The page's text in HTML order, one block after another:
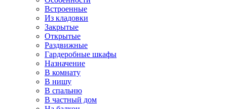
Встроенные
Из кладовки
Закрытые
Открытые
Раздвижные
Гардеробные шкафы
Назначение
В комнату
В нишу
В спальню
В частный дом